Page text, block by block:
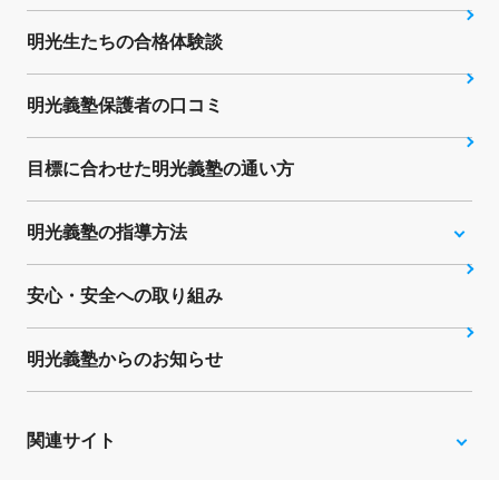
明光生たちの合格体験談
明光義塾保護者の口コミ
目標に合わせた明光義塾の通い方
明光義塾の指導方法
安心・安全への取り組み
明光義塾からのお知らせ
関連サイト